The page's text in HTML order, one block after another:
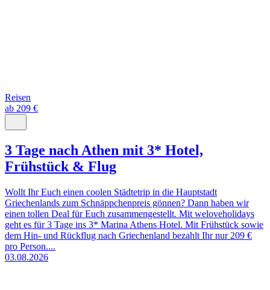
Reisen
ab 209 €
3 Tage nach Athen mit 3* Hotel,
Frühstück & Flug
Wollt Ihr Euch einen coolen Städtetrip in die Hauptstadt
Griechenlands zum Schnäppchenpreis gönnen? Dann haben wir
einen tollen Deal für Euch zusammengestellt. Mit weloveholidays
geht es für 3 Tage ins 3* Marina Athens Hotel. Mit Frühstück sowie
dem Hin- und Rückflug nach Griechenland bezahlt Ihr nur 209 €
pro Person....
03.08.2026